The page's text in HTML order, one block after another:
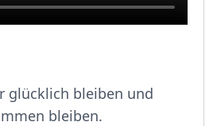
glücklich bleiben und
bleiben.